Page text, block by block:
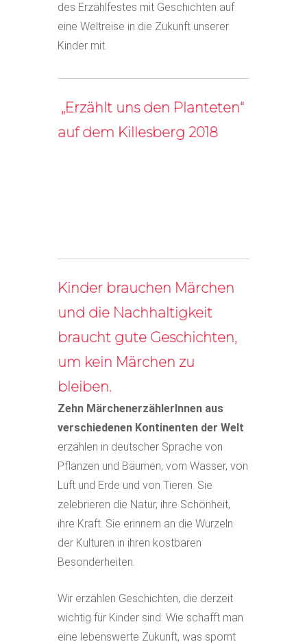
des Erzählfestes mit Geschichten auf
eine Weltreise in die Zukunft unserer
Kinder mit.
„Erzählt uns den Planteten“
auf dem Killesberg 2018
Kinder brauchen Märchen
und die Nachhaltigkeit
braucht gute Geschichten,
um kein Märchen zu
bleiben.
Zehn MärchenerzählerInnen aus
verschiedenen Kontinenten der Welt
erzählen in deutscher Sprache von
Pflanzen und Bäumen, vom Wasser, von
Luft und Erde und von Tieren. Sie
zelebrieren die Natur, ihre Schönheit,
ihre Kraft. Sie erinnern an die Wurzeln
der Kulturen in ihren kostbaren
Besonderheiten.
Wir erzählen Geschichten, die derzeit
wichtig für Kinder sind: Wie schafft man
eine lebenswerte Zukunft, was spornt